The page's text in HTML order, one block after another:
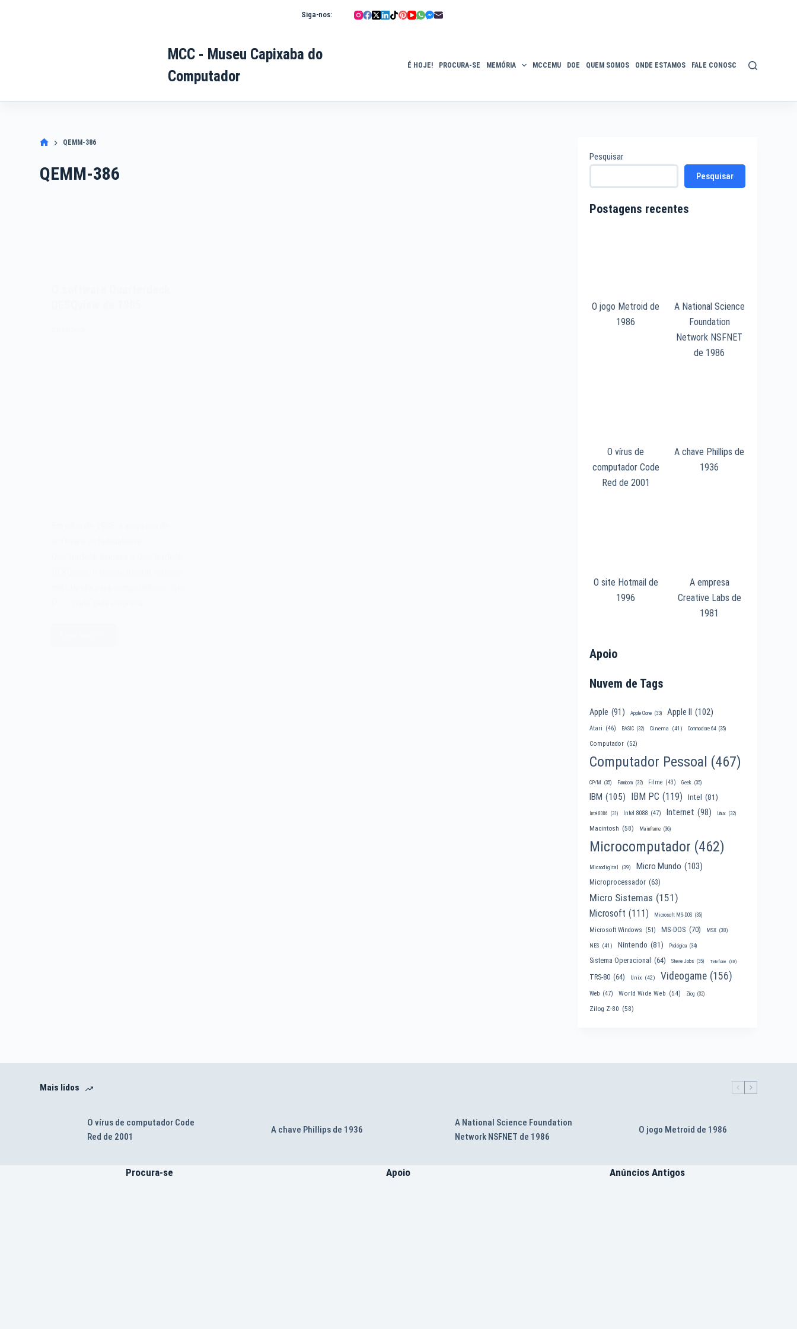
Siga-nos:
MCC - Museu Capixaba do
Computador
É HOJE! PROCURA-SE MEMÓRIA MCCEMU DOE QUEM SOMOS ONDE ESTAMOS FALE CONOSCO POLÍTICA DE
QEMM-386
QEMM-386
Pesquisar
Pesquisar
Postagens recentes
O jogo Metroid de
1986
A National Science
Foundation
Network NSFNET
de 1986
O vírus de
computador Code
Red de 2001
A chave Phillips de
1936
O site Hotmail de
1996
A empresa
Creative Labs de
1981
Apoio
Nuvem de Tags
Apple (91) Apple Clone (33) Apple II (102)
Atari (46) BASIC (32) Cinema (41) Commodore 64 (35)
Computador (52)
Computador Pessoal (467)
CP/M (35) Famicom (32) Filme (43) Geek (35)
IBM (105) IBM PC (119) Intel (81)
Intel 8086 (31) Intel 8088 (47) Internet (98) Linux (32)
Macintosh (58) Mainframe (36)
Microcomputador (462)
Microdigital (39) Micro Mundo (103)
Microprocessador (63)
Micro Sistemas (151)
Microsoft (111) Microsoft MS-DOS (35)
Microsoft Windows (51) MS-DOS (70) MSX (38)
NES (41) Nintendo (81) Prológica (34)
Sistema Operacional (64) Steve Jobs (35) Telefone (30)
TRS-80 (64) Unix (42) Videogame (156)
Web (47) World Wide Web (54) Zilog (32)
Zilog Z-80 (58)
Mais lidos
O vírus de computador Code
Red de 2001
A chave Phillips de 1936
A National Science Foundation
Network NSFNET de 1986
O jogo Metroid de 1986
Procura-se Apoio Anúncios Antigos